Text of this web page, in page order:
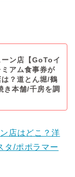
ン店【GoToイ
アム食事券が
？道とん堀/鶴
き本舗/千房を調
店はどこ？洋
タ/ポポラマー